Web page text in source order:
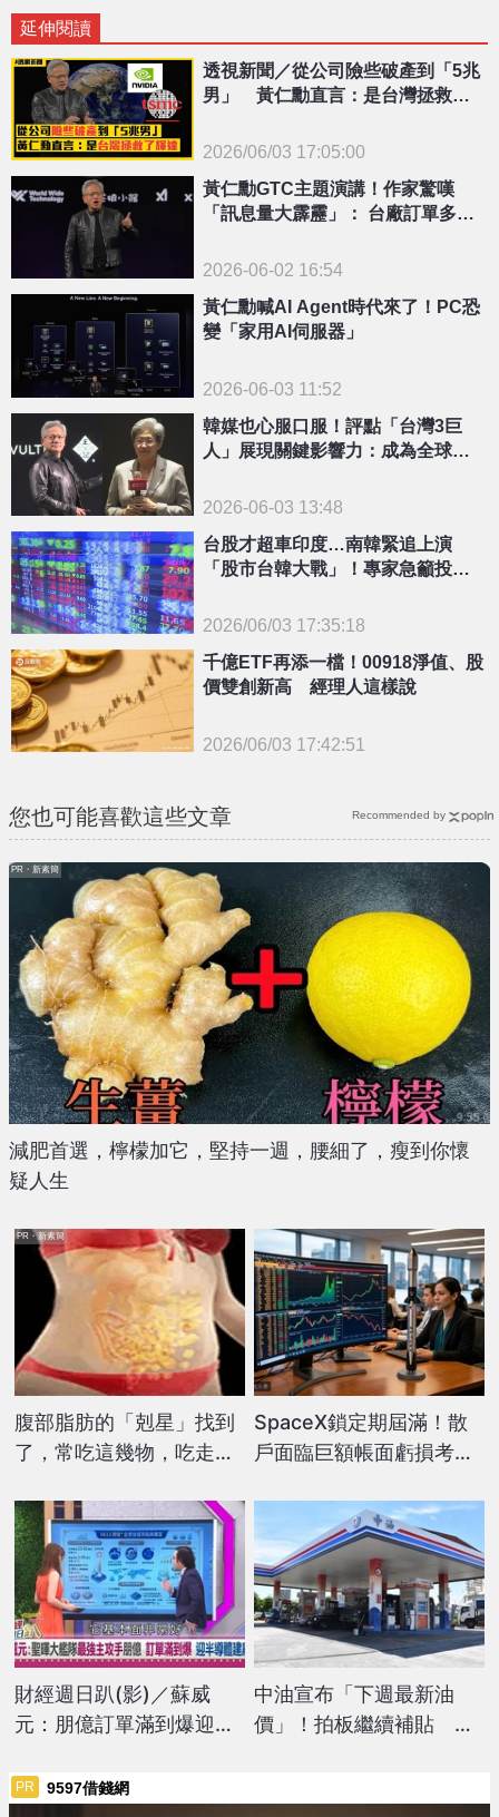
延伸閱讀
{PLAYICON}
透視新聞／從公司險些破產到「5兆
男」 黃仁勳直言：是台灣拯救了
2026/06/03 17:05:00
黃仁勳GTC主題演講！作家驚嘆
「訊息量大霹靂」： 台廠訂單多到
2026-06-02 16:54
黃仁勳喊AI Agent時代來了！PC恐
變「家用AI伺服器」
2026-06-03 11:52
韓媒也心服口服！評點「台灣3巨
人」展現關鍵影響力：成為全球科
2026-06-03 13:48
{PLAYICON}
台股才超車印度…南韓緊追上演
「股市台韓大戰」！專家急籲投資
2026/06/03 17:35:18
千億ETF再添一檔！00918淨值、股
價雙創新高 經理人這樣說
2026/06/03 17:42:51
您也可能喜歡這些文章
減肥首選，檸檬加它，堅持一週，腰細了，瘦到你懷
疑人生
PR・新素簡
腹部脂肪的「剋星」找到
了，常吃這幾物，吃走大
PR・新素簡
SpaceX鎖定期屆滿！散
戶面臨巨額帳面虧損考驗
財經週日趴(影)／蘇威
元：朋億訂單滿到爆迎半
金股
中油宣布「下週最新油
價」！拍板繼續補貼
PR 9597借錢網
Recommended by